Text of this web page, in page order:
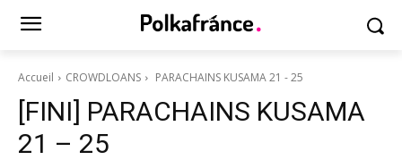
Accueil CROWDLOANS PARACHAINS KUSAMA 21 - 25
[FINI] PARACHAINS KUSAMA
21 – 25